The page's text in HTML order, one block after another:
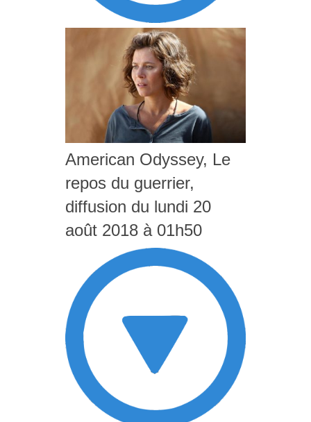
American Odyssey, Le
repos du guerrier,
diffusion du lundi 20
août 2018 à 01h50